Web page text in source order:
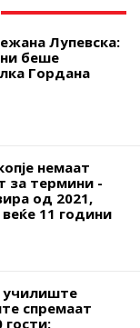
Лупевска:
беше
Гордана
немаат
за термини -
од 2021,
11 години
училиште
спремаат
гости: